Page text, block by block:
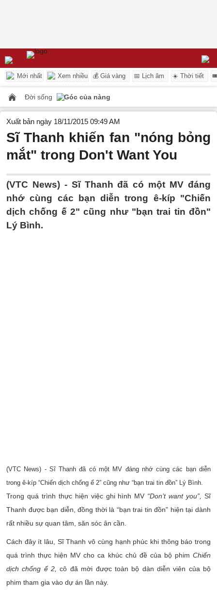
Mới nhất Xem nhiều 💰 Giá vàng 📅 Lịch âm ☀️ Thời tiết
Đời sống Góc của nàng
Xuất bản ngày 18/11/2015 09:49 AM
Sĩ Thanh khiến fan "nóng bỏng
mắt" trong Don't Want You
(VTC News) - Sĩ Thanh đã có một MV đáng
nhớ cùng các bạn diễn trong ê-kíp "Chiến
dịch chống ế 2" cũng như "bạn trai tin đồn"
Lý Bình.
(VTC News) - Sĩ Thanh đã có một MV đáng nhớ cùng các bạn diễn
trong ê-kíp “Chiến dịch chống ế 2” cũng như “bạn trai tin đồn” Lý Bình.
Trong quá trình thực hiện việc ghi hình MV “Don’t want you”,
Sĩ
Thanh được bạn diễn, đồng thời là “bạn trai tin đồn” hiện tại dành
rất nhiều sự quan tâm, săn sóc ân cần.
Cách đây ít lâu, Sĩ Thanh vô cùng hạnh phúc khi thông báo trong
quá trình thực hiện MV cho ca khúc chủ đề của bộ phim Chiến
dịch chống ế 2,
cô đã mời được toàn bộ dàn diễn viên của bộ
phim tham gia vào dự án lần này.